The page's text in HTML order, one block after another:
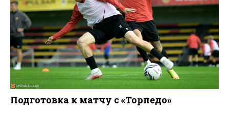
Подготовка к матчу с «Торпедо»